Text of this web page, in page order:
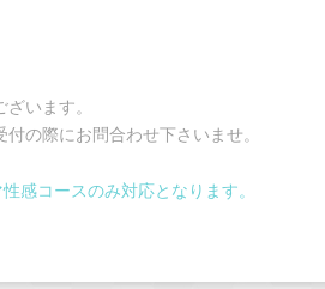
います。
の際にお問合わせ下さいませ。
感コースのみ対応となります。